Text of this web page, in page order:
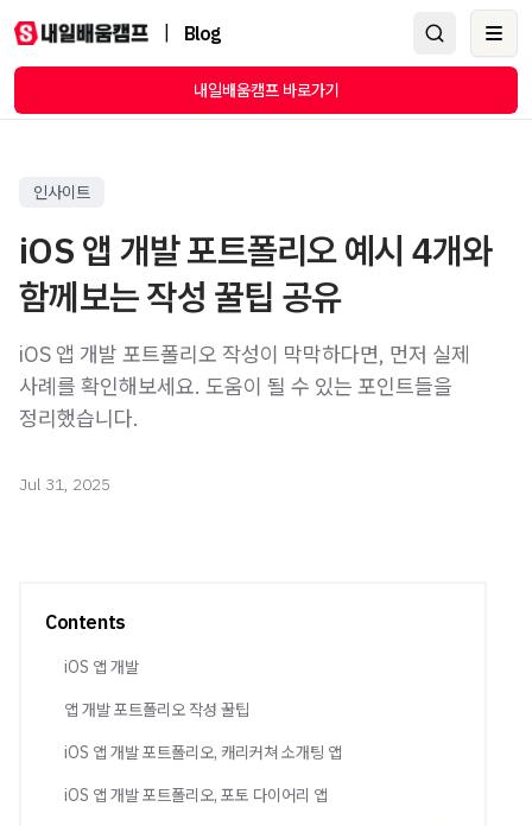
Blog
내일배움캠프 바로가기
인사이트
iOS 앱 개발 포트폴리오 예시 4개와
함께보는 작성 꿀팁 공유
iOS 앱 개발 포트폴리오 작성이 막막하다면, 먼저 실제
사례를 확인해보세요. 도움이 될 수 있는 포인트들을
정리했습니다.
Jul 31, 2025
Contents
iOS 앱 개발
앱 개발 포트폴리오 작성 꿀팁
iOS 앱 개발 포트폴리오, 캐리커쳐 소개팅 앱
iOS 앱 개발 포트폴리오, 포토 다이어리 앱